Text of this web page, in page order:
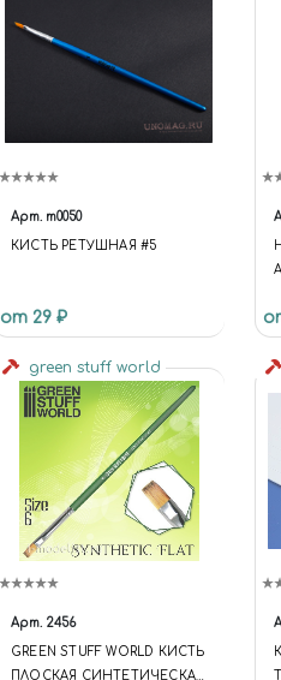
Арт. m0050
КИСТЬ РЕТУШНАЯ #5
от 29 ₽
green stuff world
Арт. 2456
GREEN STUFF WORLD КИСТЬ
ПЛОСКАЯ СИНТЕТИЧЕСКАЯ